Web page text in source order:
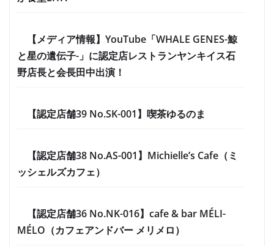
【メディア情報】YouTube「WHALE GENES-鯨
と星の遺伝子-」に認定店レストランヤンキイス石
野店長と会長田中出演！
【認定店舗39 No.SK-001】喫茶ゆるのま
【認定店舗38 No.AS-001】Michielle’s Cafe（ミ
ッシェルズカフェ）
【認定店舗36 No.NK-016】cafe & bar MÉLI-
MÉLO（カフェアンドバー メリメロ）